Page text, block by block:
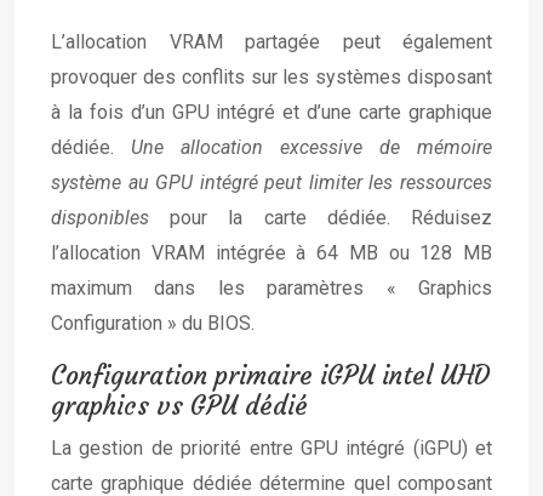
L’allocation VRAM partagée peut également
provoquer des conflits sur les systèmes disposant
à la fois d’un GPU intégré et d’une carte graphique
dédiée. Une allocation excessive de mémoire
système au GPU intégré peut limiter les ressources
disponiblespour la carte dédiée. Réduisez
l’allocation VRAM intégrée à 64 MB ou 128 MB
maximum dans les paramètres « Graphics
Configuration » du BIOS.
Configuration primaire iGPU intel UHD
graphics vs GPU dédié
La gestion de priorité entre GPU intégré (iGPU) et
carte graphique dédiée détermine quel composant